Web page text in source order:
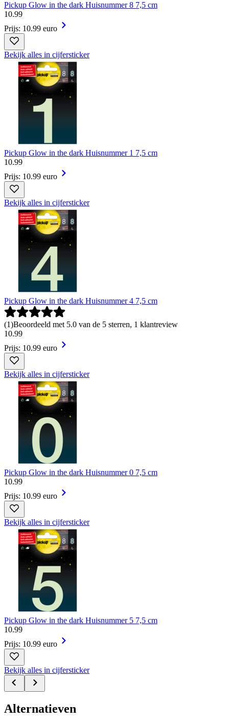
Pickup Glow in the dark Huisnummer 8 7,5 cm
10.99
Prijs: 10.99 euro
Bekijk alles in cijfersticker
Pickup Glow in the dark Huisnummer 1 7,5 cm
10.99
Prijs: 10.99 euro
Bekijk alles in cijfersticker
Pickup Glow in the dark Huisnummer 4 7,5 cm
(1)Beoordeeld met 5.0 van de 5 sterren, 1 klantreview
10.99
Prijs: 10.99 euro
Bekijk alles in cijfersticker
Pickup Glow in the dark Huisnummer 0 7,5 cm
10.99
Prijs: 10.99 euro
Bekijk alles in cijfersticker
Pickup Glow in the dark Huisnummer 5 7,5 cm
10.99
Prijs: 10.99 euro
Bekijk alles in cijfersticker
Alternatieven